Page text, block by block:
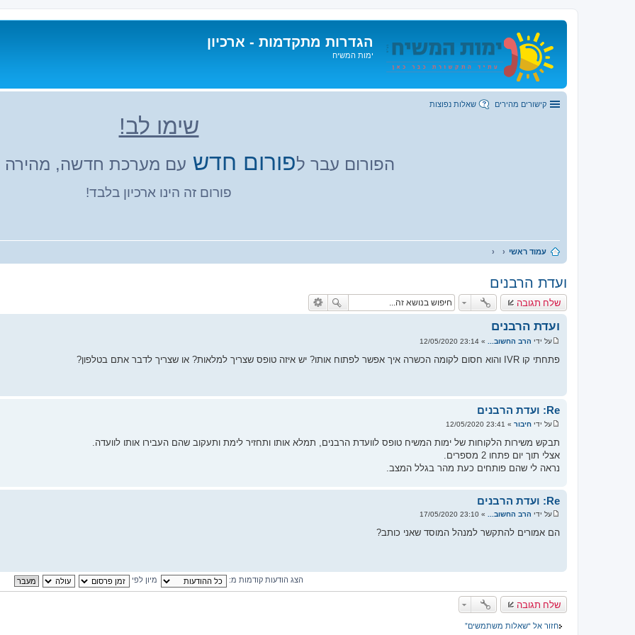
הגדרות מתקדמות - ארכיון
ימות המשיח
קישורים מהירים שאלות נפוצות
שימו לב!
הפורום עבר לפורום חדש עם מערכת חדשה, מהירה
פורום זה הינו ארכיון בלבד!
עמוד ראשי
ועדת הרבנים
שלח תגובה
ועדת הרבנים
ל
על ידי הרב החשוב... »
23:14 12/05/2020
פתחתי קו IVR והוא חסום לקומה הכשרה איך אפשר לפתוח אותו? יש איזה טופס שצריך למלאות? או שצריך לדבר אתם בטלפון?
Re: ועדת הרבנים
ל
י
ח
ה
על ידי חיבור »
23:41 12/05/2020
תבקש משירות הלקוחות של ימות המשיח טופס לוועדת הרבנים, תמלא אותו ותחזיר לימת ותעקוב שהם העבירו אותו לוועדה.
אצלי תוך יום פתחו 2 מספרים.
נראה לי שהם פותחים כעת מהר בגלל המצב.
Re: ועדת הרבנים
ל
י
על ידי הרב החשוב... »
23:10 17/05/2020
הם אמורים להתקשר למנהל המוסד שאני כותב?
הצג הודעות קודמות מ: מיון לפי
שלח תגובה
חזור אל “שאלות משתמשים”